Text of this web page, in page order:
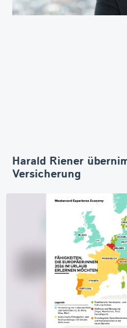
Harald Riener
Versicherung